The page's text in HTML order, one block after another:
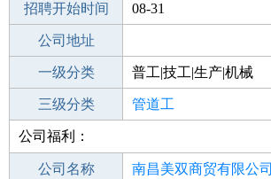
公司电话
招聘开始时间 08-31
招聘结束时间
公司地址
一级分类 普工|技工|生产|机械
二级分类 普工/技工
三级分类 管道工
其他行业
公司福利：
公司名称 南昌美双商贸有限公司